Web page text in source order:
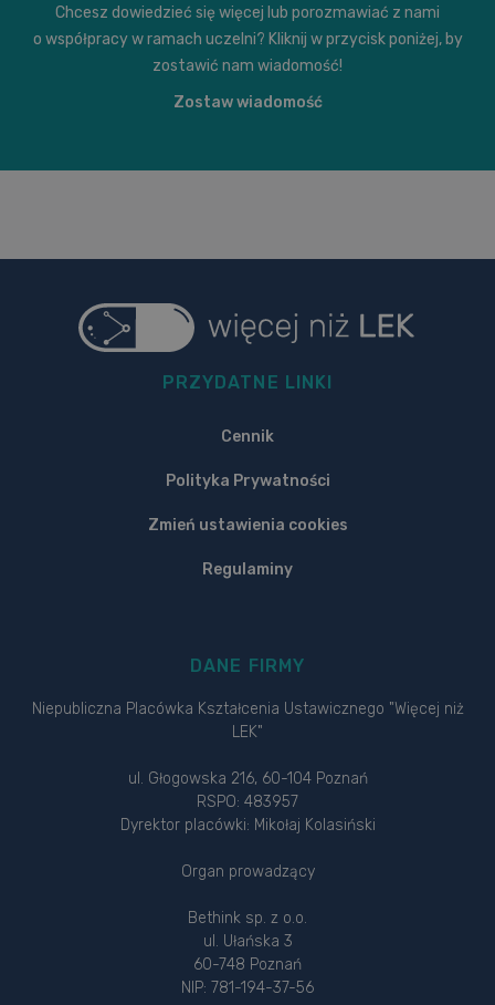
Chcesz dowiedzieć się więcej lub porozmawiać z nami
o współpracy w ramach uczelni? Kliknij w przycisk poniżej, by
zostawić nam wiadomość!
Zostaw wiadomość
PRZYDATNE LINKI
Cennik
Polityka Prywatności
Zmień ustawienia cookies
Regulaminy
DANE FIRMY
Niepubliczna Placówka Kształcenia Ustawicznego "Więcej niż
LEK"
ul. Głogowska 216, 60-104 Poznań
RSPO: 483957
Dyrektor placówki: Mikołaj Kolasiński
Organ prowadzący
Bethink sp. z o.o.
ul. Ułańska 3
60-748 Poznań
NIP: 781-194-37-56